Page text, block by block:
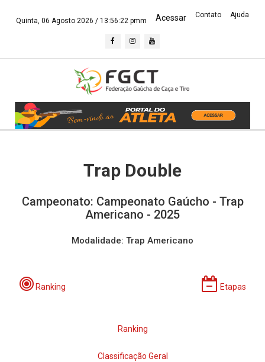
Quinta, 06 Agosto 2026 / 13:56:23 pmm Acessar Contato Ajuda
Trap Double
Campeonato: Campeonato Gaúcho - Trap
Americano - 2025
Modalidade: Trap Americano
Ranking Etapas
Ranking
Classificação Geral